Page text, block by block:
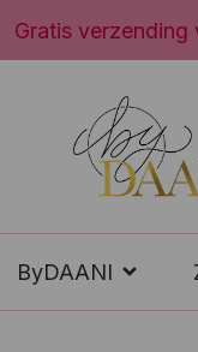
Wij verzenden door
ByDAANI